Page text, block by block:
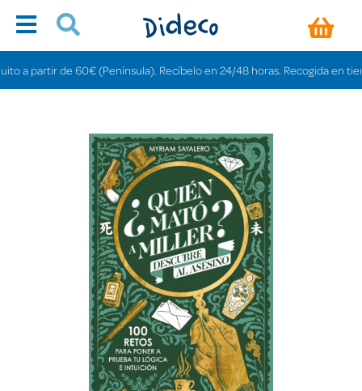
a partir de 60€ (Península). Recíbelo en 24/48 horas. Recogida en